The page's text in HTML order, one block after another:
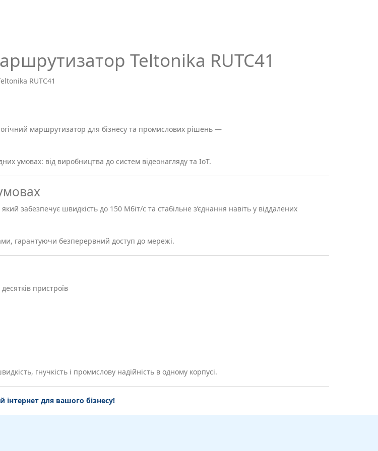
Teltonika RUTC41
RUTC41
маршрутизатор для бізнесу та промислових рішень —
умовах: від виробництва до систем відеонагляду та IoT.
забезпечує швидкість до 150 Мбіт/с та стабільне з’єднання навіть у віддалених
гарантуючи безперервний доступ до мережі.
пристроїв
гнучкість і промислову надійність в одному корпусі.
інтернет для вашого бізнесу!